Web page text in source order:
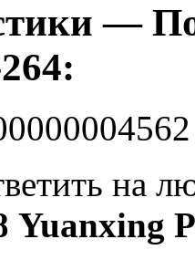
—
на
Yuanxing